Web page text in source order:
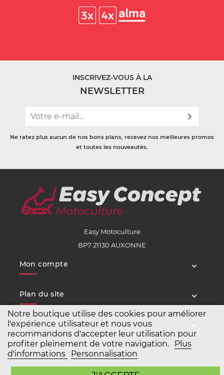
Notre boutique utilise des cookies pour améliorer
l'expérience utilisateur et nous vous
recommandons d'accepter leur utilisation pour
profiter pleinement de votre navigation.
Plus
d'informations
Personnalisation
INSCRIVEZ-VOUS À LA
NEWSLETTER
Ne ratez plus aucun de nos bons plans, recevez nos meilleures promos
et toutes les nouveautés.
Easy Motoculture
BP7 21130 AUXONNE
Mon compte
Plan du site
Service client
Copyright Easy Motoculture 2026